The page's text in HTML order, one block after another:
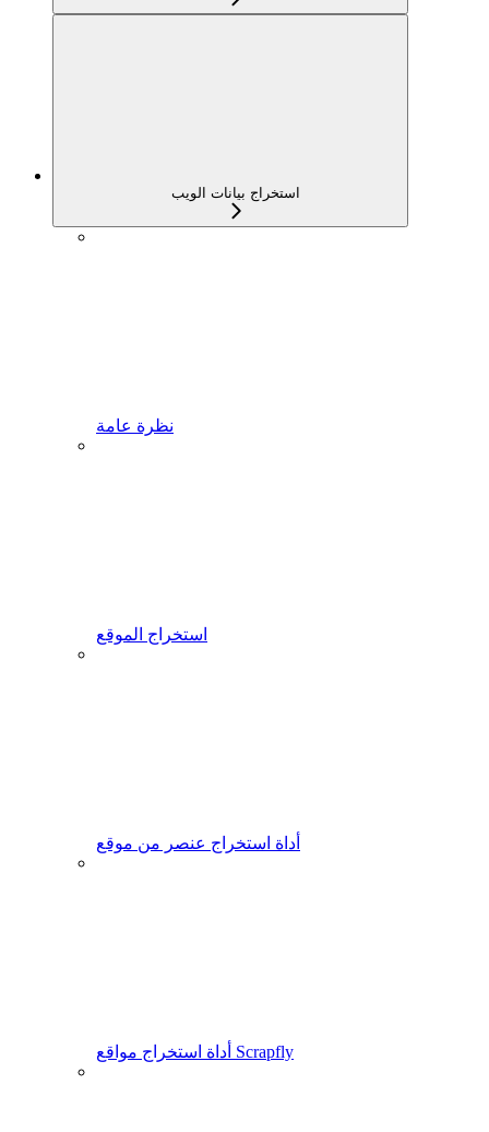
استخراج بيانات الويب
نظرة عامة
استخراج الموقع
أداة استخراج عنصر من موقع
أداة استخراج مواقع Scrapfly